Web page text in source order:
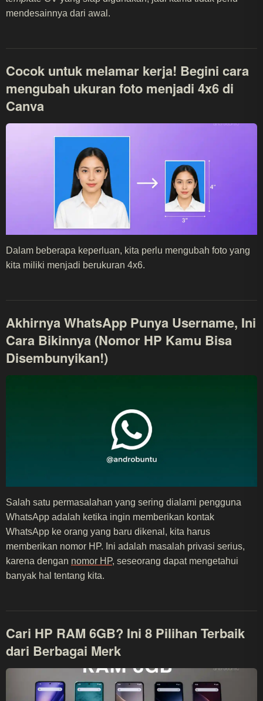
mendesainnya dari awal.
Cocok untuk melamar kerja! Begini cara
mengubah ukuran foto menjadi 4x6 di
Canva
Dalam beberapa keperluan, kita perlu mengubah foto yang
kita miliki menjadi berukuran 4x6.
Akhirnya WhatsApp Punya Username, Ini
Cara Bikinnya (Nomor HP Kamu Bisa
Disembunyikan!)
Salah satu permasalahan yang sering dialami pengguna
WhatsApp adalah ketika ingin memberikan kontak
WhatsApp ke orang yang baru dikenal, kita harus
memberikan nomor HP. Ini adalah masalah privasi serius,
karena dengan nomor HP, seseorang dapat mengetahui
banyak hal tentang kita.
Cari HP RAM 6GB? Ini 8 Pilihan Terbaik
dari Berbagai Merk